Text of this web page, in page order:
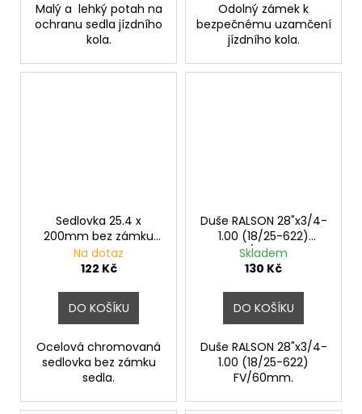
Malý a lehký potah na
ochranu sedla jízdního
kola.
Odolný zámek k
bezpečnému uzamčení
jízdního kola.
Sedlovka 25.4 x
200mm bez zámku
chromovaná
Na dotaz
122 Kč
DO KOŠÍKU
Ocelová chromovaná
sedlovka bez zámku
sedla.
Duše RALSON 28"x3/4-
1.00 (18/25-622)
FV/60mm
Skladem
130 Kč
DO KOŠÍKU
Duše RALSON 28"x3/4-
1.00 (18/25-622)
FV/60mm.